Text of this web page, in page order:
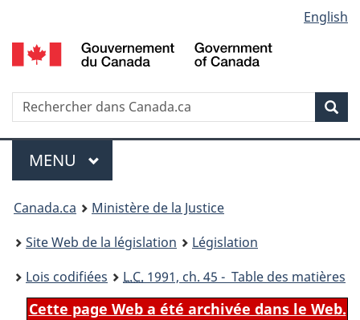
au
contenu
propos
de
la
HTML
simplifiée
selection
English
Recherche
Menu
MENU PRINCIPAL
You
are
here:
Canada.ca
Ministère de la Justice
Site Web de la législation
Législation
Lois codifiées
L.C. 1991, ch. 45 - Table des matières
Cette page Web a été archivée dans le Web.